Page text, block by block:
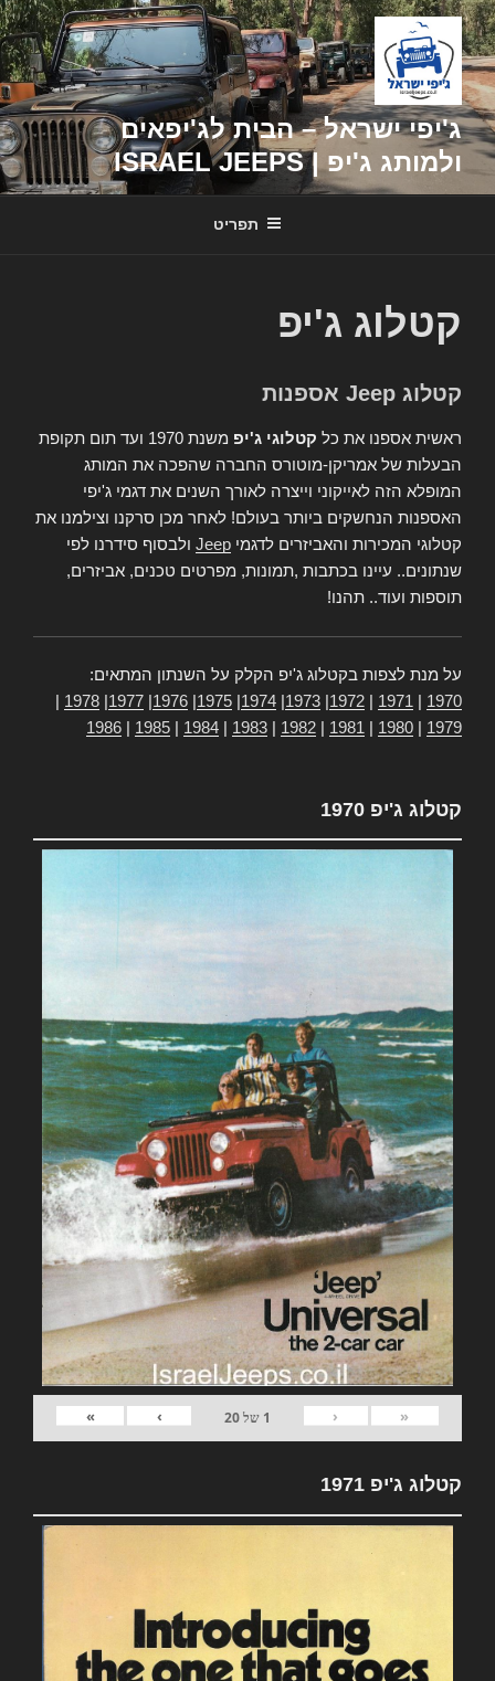
דילוג
לתוכן
ג'יפי ישראל – הבית לג'יפאים
ולמותג ג'יפ | ISRAEL JEEPS
תפריט
קטלוג ג'יפ
קטלוג Jeep אספנות
ראשית אספנו את כל קטלוגי ג'יפ
משנת 1970 ועד תום תקופת
הבעלות של אמריקן-מוטורס החברה שהפכה את המותג
המופלא הזה לאייקוני וייצרה לאורך השנים את דגמי ג'יפי
האספנות הנחשקים ביותר בעולם! לאחר מכן סרקנו וצילמנו את
קטלוגי המכירות והאביזרים לדגמי Jeep ולבסוף סידרנו לפי
שנתונים.. עיינו בכתבות ,תמונות, מפרטים טכנים, אביזרים,
תוספות ועוד.. תהנו!
על מנת לצפות בקטלוג ג'יפ הקלק על השנתון המתאים:
1970
1971
1972
1973
1974
1975
1976
1977
1978
1979
1980
1981
1982
1983
1984
1985
1986
קטלוג ג'יפ 1970
«
‹
1 של20
›
»
קטלוג ג'יפ 1971